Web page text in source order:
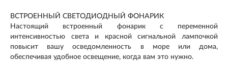
ВСТРОЕННЫЙ СВЕТОДИОДНЫЙ ФОНАРИК
Настоящий встроенный фонарик с переменной
интенсивностью света и красной сигнальной лампочкой
повысит вашу осведомленность в море или дома,
обеспечивая удобное освещение, когда вам это нужно.